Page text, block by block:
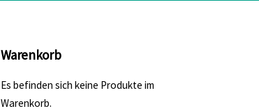
Warenkorb
Es befinden sich keine Produkte im
Warenkorb.